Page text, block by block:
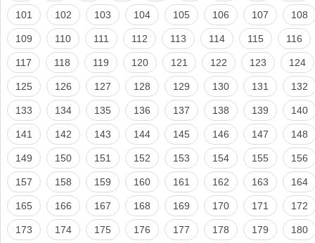
101 102 103 104 105 106 107 108
109 110 111 112 113 114 115 116
117 118 119 120 121 122 123 124
125 126 127 128 129 130 131 132
133 134 135 136 137 138 139 140
141 142 143 144 145 146 147 148
149 150 151 152 153 154 155 156
157 158 159 160 161 162 163 164
165 166 167 168 169 170 171 172
173 174 175 176 177 178 179 180